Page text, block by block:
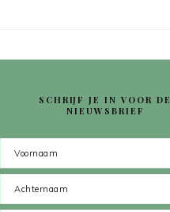
SCHRIJF JE IN VOOR DE
NIEUWSBRIEF